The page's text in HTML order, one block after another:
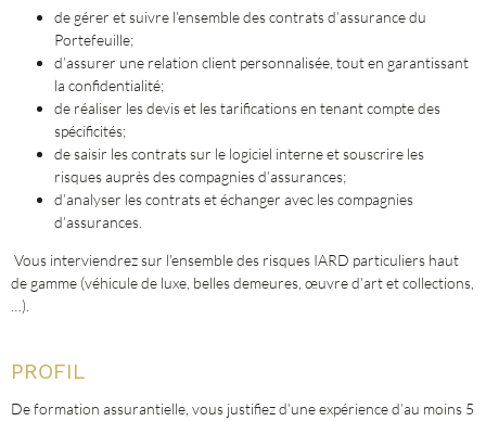
de gérer et suivre l’ensemble des contrats d’assurance du
Portefeuille;
d’assurer une relation client personnalisée, tout en garantissant
la confidentialité;
de réaliser les devis et les tarifications en tenant compte des
spécificités;
de saisir les contrats sur le logiciel interne et souscrire les
risques auprès des compagnies d’assurances;
d’analyser les contrats et échanger avec les compagnies
d’assurances.
Vous interviendrez sur l’ensemble des risques IARD particuliers haut
de gamme (véhicule de luxe, belles demeures, œuvre d’art et collections,
…).
PROFIL
De formation assurantielle, vous justifiez d’une expérience d’au moins 5